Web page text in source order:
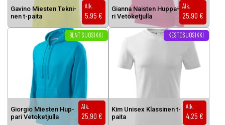
Ga­vi­no Mies­ten Tek­ni­
nen t-pai­ta
Alk.
5,95 €
Gian­na Nais­ten Hup­pa­
ri Ve­to­ket­jul­la
Alk.
25,90 €
Gior­gio Mies­ten Hup­
pa­ri Ve­to­ket­jul­la
Alk.
25,90 €
BLNT SUOSIKKI
Tällä tuotteella on useampi muunnelma. Voit tehdä valinnat
Kim Uni­sex Klas­si­nen t-
pai­ta
Alk.
4,25 €
KESTOSUOSIKKI
Tällä tuotteella on useampi